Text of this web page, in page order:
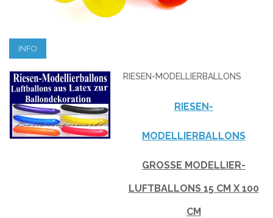
INFO
RIESEN-MODELLIERBALLONS
RIESEN-
MODELLIERBALLONS
GROSSE MODELLIER-L
UFTBALLONS 15 CM X 100 C
M